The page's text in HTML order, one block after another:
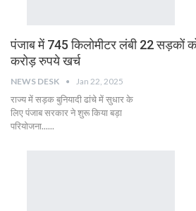
पंजाब में 745 किलोमीटर लंबी 22 सड़कों
करोड़ रुपये खर्च
NEWS DESK Jan 22, 2025
राज्य में सड़क बुनियादी ढांचे में सुधार के
लिए पंजाब सरकार ने शुरू किया बड़ा
परियोजना......